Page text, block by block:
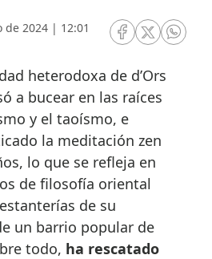
de 2024 | 12:01
RRSS Facebook
RRSSRRSS
a bucear en las raíces
y el taoísmo, e
la meditación zen
lo que se refleja en
de filosofía oriental
de su
un barrio popular de
todo, ha rescatado